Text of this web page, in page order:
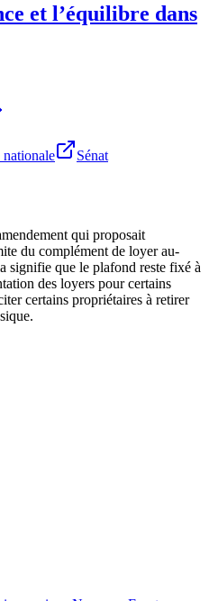
et l’équilibre dans
nationale Sénat
qui proposait
du complément de loyer au-
signifie que le plafond reste fixé à
des loyers pour certains
certains propriétaires à retirer